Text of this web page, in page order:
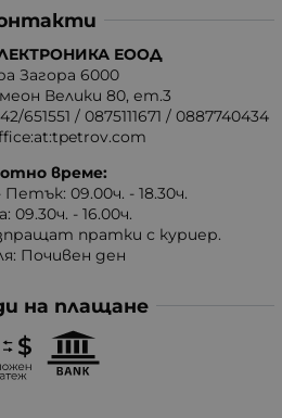
ЕООД
Загора 6000
Велики 80, ет.3
651551 / 0875111671 / 0887740434
време:
09.00ч. - 18.30ч.
09.30ч. - 16.00ч.
пратки с куриер.
Почивен ден
на плащане